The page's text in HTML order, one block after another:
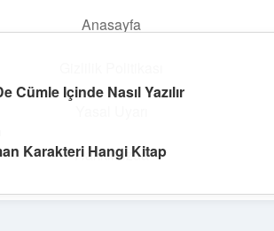
Anasayfa
Hakkımızda
Neşeli Bilgi Durağı
hikayelerle gününü şenlendir!
Cümle Içinde Nasıl Yazılır
Karakteri Hangi Kitap